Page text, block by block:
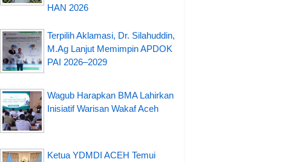
HAN 2026
Terpilih Aklamasi, Dr. Silahuddin,
M.Ag Lanjut Memimpin APDOK
PAI 2026–2029
Wagub Harapkan BMA Lahirkan
Inisiatif Warisan Wakaf Aceh
Ketua YDMDI ACEH Temui